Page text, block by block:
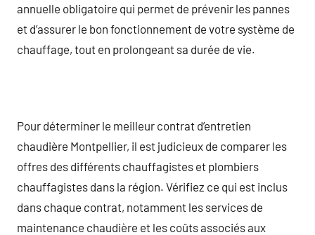
annuelle obligatoire qui permet de prévenir les pannes
et d’assurer le bon fonctionnement de votre système de
chauffage, tout en prolongeant sa durée de vie.
Pour déterminer le meilleur contrat d’entretien
chaudière Montpellier, il est judicieux de comparer les
offres des différents chauffagistes et plombiers
chauffagistes dans la région. Vérifiez ce qui est inclus
dans chaque contrat, notamment les services de
maintenance chaudière et les coûts associés aux